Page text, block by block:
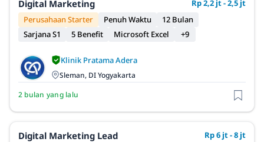
Digital Marketing
Rp 2,2 jt - 2,5 jt
Perusahaan Starter
Penuh Waktu
12 Bulan
Sarjana S1
5 Benefit Microsoft Excel +9
Klinik Pratama Adera
Sleman, DI Yogyakarta
2 bulan yang lalu
Digital Marketing Lead
Rp 6 jt - 8 jt